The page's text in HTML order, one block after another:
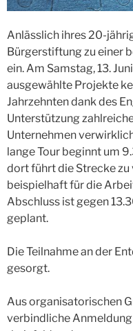
Anlässlich ihres 20-
Bürgerstiftung zu einer
ein. Am Samstag, 13.
ausgewählte Projekte
Jahrzehnten dank des
Unterstützung
Unternehmen
lange Tour beginnt um
dort führt die Strecke
beispielhaft für die
Abschluss ist gegen
geplant.
Die Teilnahme an der
gesorgt.
Aus organisatorischen
verbindliche